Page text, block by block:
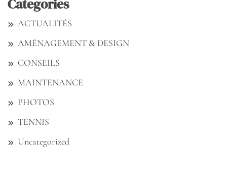
Categories
ACTUALITÉS
AMÉNAGEMENT & DESIGN
CONSEILS
MAINTENANCE
PHOTOS
TENNIS
Uncategorized